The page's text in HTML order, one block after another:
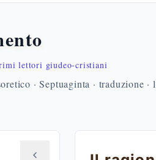
lettori giudeo-cristiani
· Septuaginta · traduzione ·